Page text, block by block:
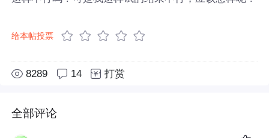
给本帖投票
8289 14 打赏
全部评论